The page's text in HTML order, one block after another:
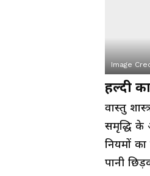
Image
हल्दी
वास्तु
समृद्धि के
नियमों
पानी